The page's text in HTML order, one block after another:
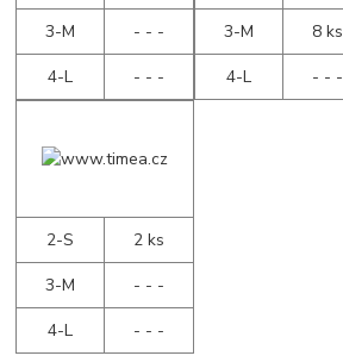
3-M
- - -
4-L
- - -
3-M
8 ks
4-L
- - -
2-S
2 ks
3-M
- - -
4-L
- - -